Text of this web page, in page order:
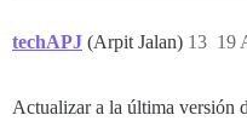
techAPJ (Arpit Jalan) 19
13
Actualizar a la última versión